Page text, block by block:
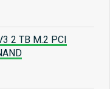
2 TB M.2 PCI